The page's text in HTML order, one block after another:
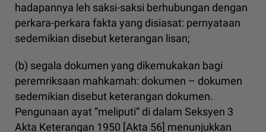
hadapannya leh saksi-saksi berhubungan dengan
perkara-perkara fakta yang disiasat: pernyataan
sedemikian disebut keterangan lisan;
(b) segala dokumen yang dikemukakan bagi
peremriksaan mahkamah: dokumen – dokumen
sedemikian disebut keterangan dokumen.
Pengunaan ayat “meliputi” di dalam Seksyen 3
Akta Keterangan 1950 [Akta 56] menunjukkan